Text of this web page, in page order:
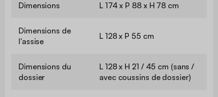
Dimensions L 174 x P 88 x H 78 cm
Dimensions de
l'assise
L 128 x P 55 cm
Dimensions du
dossier
L 128 x H 21 / 45 cm (sans /
avec coussins de dossier)